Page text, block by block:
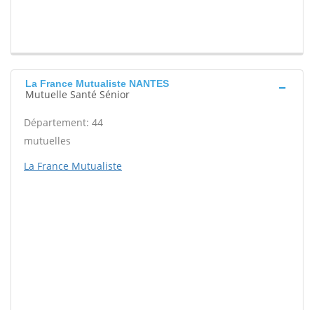
La France Mutualiste NANTES
Mutuelle Santé Sénior
Département: 44
mutuelles
La France Mutualiste